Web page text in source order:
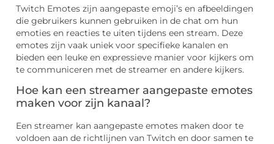
Twitch Emotes zijn aangepaste emoji’s en afbeeldingen
die gebruikers kunnen gebruiken in de chat om hun
emoties en reacties te uiten tijdens een stream. Deze
emotes zijn vaak uniek voor specifieke kanalen en
bieden een leuke en expressieve manier voor kijkers om
te communiceren met de streamer en andere kijkers.
Hoe kan een streamer aangepaste emotes
maken voor zijn kanaal?
Een streamer kan aangepaste emotes maken door te
voldoen aan de richtlijnen van Twitch en door samen te